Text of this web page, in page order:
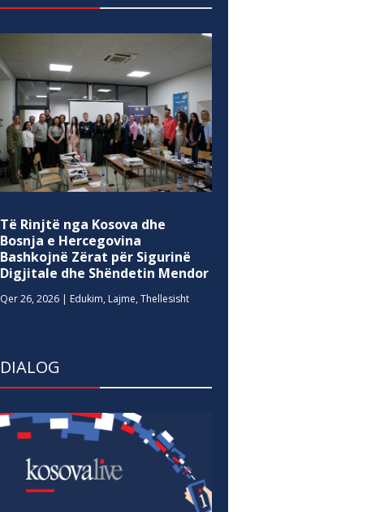
Të Rinjtë nga Kosova dhe
Bosnja e Hercegovina
Bashkojnë Zërat për Sigurinë
Digjitale dhe Shëndetin Mendor
Qer 26, 2026 | Edukim, Lajme,Thellesisht
DIALOG